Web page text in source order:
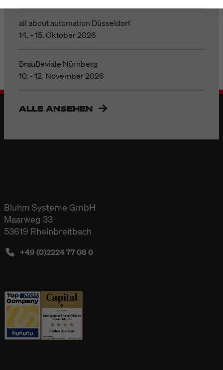
all about automation Düsseldorf
14. - 15. Oktober 2026
BrauBeviale Nürnberg
10. - 12. November 2026
ALLE ANSEHEN
Bluhm Systeme GmbH
Maarweg 33
53619 Rheinbreitbach
+49 (0)2224 77 08 0